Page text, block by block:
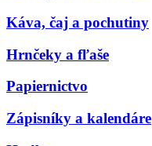
Káva, čaj a pochutiny
Hrnčeky a fľaše
Papiernictvo
Zápisníky a kalendáre